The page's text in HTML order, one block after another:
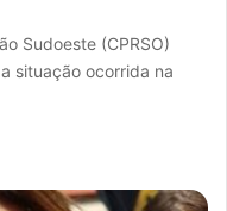
Sudoeste (CPRSO)
situação ocorrida na